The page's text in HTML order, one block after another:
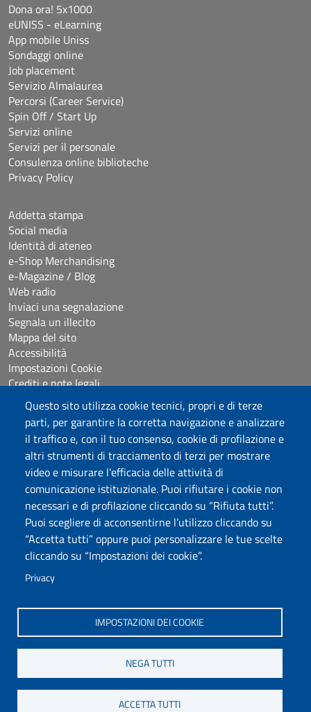
Questo sito utilizza cookie tecnici, propri e di terze
parti, per garantire la corretta navigazione e analizzare
il traffico e, con il tuo consenso, cookie di profilazione e
altri strumenti di tracciamento di terzi per mostrare
video e misurare l'efficacia delle attività di
comunicazione istituzionale. Puoi rifiutare i cookie non
necessari e di profilazione cliccando su “Rifiuta tutti”.
Puoi scegliere di acconsentirne l’utilizzo cliccando su
“Accetta tutti” oppure puoi personalizzare le tue scelte
cliccando su “Impostazioni dei cookie”.
Privacy
IMPOSTAZIONI DEI COOKIE
NEGA TUTTI
ACCETTA TUTTI
Università degli Studi di Sassari
Piazza Università 21, Sassari
Tel.: 800 882994 (Orientamento studenti)
RETTORE:rettore@uniss.it
PEC:protocollo@pec.uniss.it
URP:urp@uniss.it
P.I. 00196350904 –pagoPA®
Dona ora! 5x1000
eUNISS - eLearning
App mobile Uniss
Sondaggi online
Job placement
Servizio Almalaurea
Percorsi (Career Service)
Spin Off / Start Up
Servizi online
Servizi per il personale
Consulenza online biblioteche
Privacy Policy
Addetta stampa
Social media
Identità di ateneo
e-Shop Merchandising
e-Magazine / Blog
Web radio
Inviaci una segnalazione
Segnala un illecito
Mappa del sito
Accessibilità
Impostazioni Cookie
Crediti e note legali
Seguici su
Chatta con noi